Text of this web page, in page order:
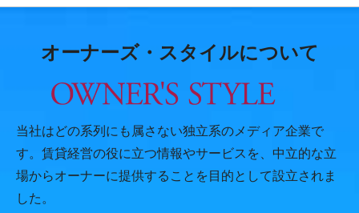
オーナーズ・スタイルについて
当社はどの系列にも属さない独立系のメディア企業で
す。賃貸経営の役に立つ情報やサービスを、中立的な立
場からオーナーに提供することを目的として設立されま
した。